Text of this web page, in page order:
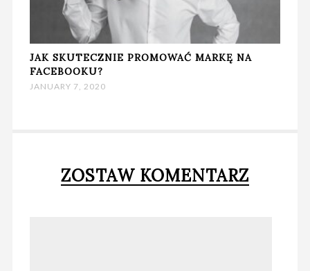
JAK SKUTECZNIE PROMOWAĆ MARKĘ NA
FACEBOOKU?
JANUARY 7, 2020
ZOSTAW KOMENTARZ